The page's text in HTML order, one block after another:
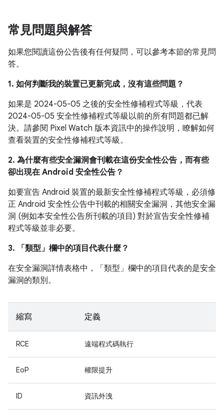
常見問題與解答
如果您閱讀這份公告後有任何疑問，可以參考本節的常見問
答。
1. 如何判斷我的裝置已更新完成，沒有這些問題？
如果是 2024-05-05 之後的安全性修補程式等級，代表
2024-05-05 安全性修補程式等級以前的所有問題都已解
決。請參閱 Pixel Watch 版本資訊中的操作說明，瞭解如何
查看裝置的安全性修補程式等級。
2. 為什麼有些安全漏洞會刊載在這份安全性公告，而有些
卻出現在 Android 安全性公告？
如要宣告 Android 裝置的最新安全性修補程式等級，必須修
正 Android 安全性公告中刊載的相關安全漏洞，其他安全漏
洞 (例如本安全性公告所刊載的項目) 對於宣告安全性修補
程式等級並非必要。
3. 「類型」 欄中的項目代表什麼？
在安全漏洞詳情表格中，「類型」 欄中的項目代表的是安全
漏洞的類別。
縮寫 定義
RCE 遠端程式碼執行
EoP 權限提升
ID 資訊外洩